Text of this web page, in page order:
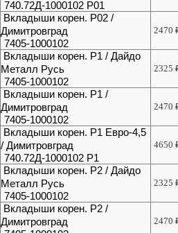
740.72Д-1000102 Р01
Вкладыши корен. Р02 /
Димитровград
7405-1000102
2470
Вкладыши корен. Р1 / Дайдо
Металл Русь
7405-1000102
2325
Вкладыши корен. Р1 /
Димитровград
7405-1000102
2470
Вкладыши корен. Р1 Евро-4,5
/ Димитровград
740.72Д-1000102 Р1
4650
Вкладыши корен. Р2 / Дайдо
Металл Русь
7405-1000102
2325
Вкладыши корен. Р2 /
Димитровград
2470